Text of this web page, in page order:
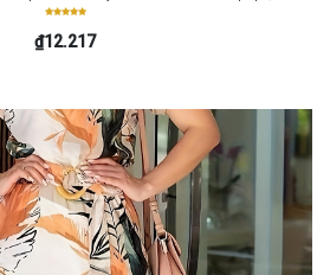
₫12.217